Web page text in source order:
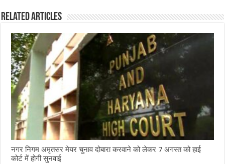
Related Articles
नगर निगम अमृतसर मेयर चुनाव दोबारा करवाने को लेकर 7 अगस्त को हाई
कोर्ट में होगी सुनवाई